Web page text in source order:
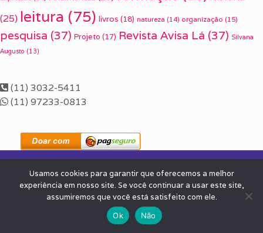
(25) leitura (75) livros (18) natureza (14) organização (15)
pesquisa (37) Projeto (17) Revista Avisa Lá (37) Silvana
Augusto (13)
(11) 3032-5411
(11) 97233-0813
Usamos cookies para garantir que oferecemos a melhor
experiência em nosso site. Se você continuar a usar este site,
assumiremos que você está satisfeito com ele.
Ok Não